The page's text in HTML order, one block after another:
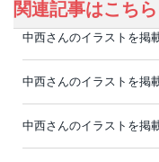
関連記事はこちら
中西さんのイラストを掲
中西さんのイラストを掲
中西さんのイラストを掲